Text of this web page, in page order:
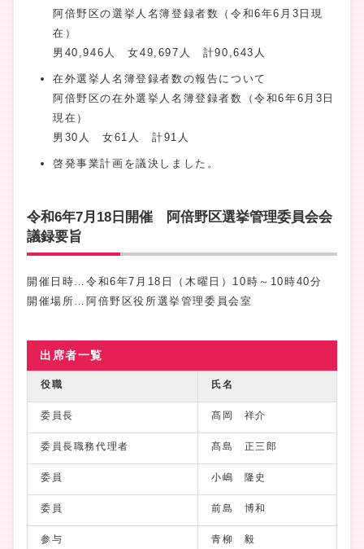
阿倍野区の選挙人名簿登録者数（令和6年6月3日現
在）
男40,946人 女49,697人 計90,643人
在外選挙人名簿登録者数の報告について
阿倍野区の在外選挙人名簿登録者数（令和6年6月3日
現在）
男30人 女61人 計91人
啓発事業計画を議決しました。
令和6年7月18日開催 阿倍野区選挙管理委員会会
議録要旨
開催日時…令和6年7月18日（木曜日）10時～10時40分
開催場所…阿倍野区役所選挙管理委員会室
出席者一覧
役職 氏名
委員長 髙岡 祥介
委員長職務代理者 髙島 正三郎
委員 小嶋 隆史
委員 前島 博和
参与 青柳 毅